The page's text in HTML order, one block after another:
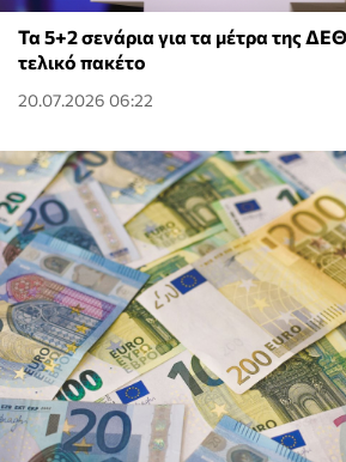
Τα 5+2 σενάρια για τα μέτρα της ΔΕΘ
τελικό πακέτο
20.07.2026 06:22